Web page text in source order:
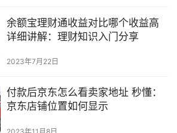
余额宝理财通收益对比哪个收益高
详细讲解：理财知识入门分享
2023年7月22日
付款后京东怎么看卖家地址 秒懂：
京东店铺位置如何显示